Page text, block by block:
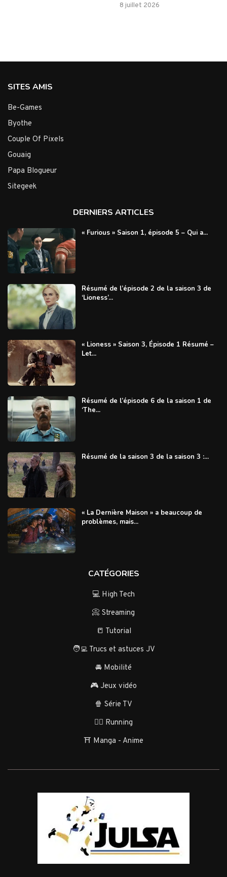
8 juillet 2026
SITES AMIS
Be-Games
Byothe
Couple Of Pixels
Gouaig
Papa Blogueur
Sitegeek
DERNIERS ARTICLES
« Furious » Saison 1, épisode 5 – Qui a...
Résumé de l’épisode 2 de la saison 3 de
‘Lioness’...
« Lioness » Saison 3, Épisode 1 Résumé –
Let...
Résumé de l’épisode 6 de la saison 1 de
‘The...
Résumé de la saison 3 de la saison 3 :...
« La Dernière Maison » a beaucoup de
problèmes, mais...
CATÉGORIES
💻 High Tech
📀 Streaming
📒 Tutorial
🧑‍💻 Trucs et astuces JV
🚘 Mobilité
🎮 Jeux vidéo
🍿 Série TV
🏃‍♂️ Running
⛩️ Manga - Anime